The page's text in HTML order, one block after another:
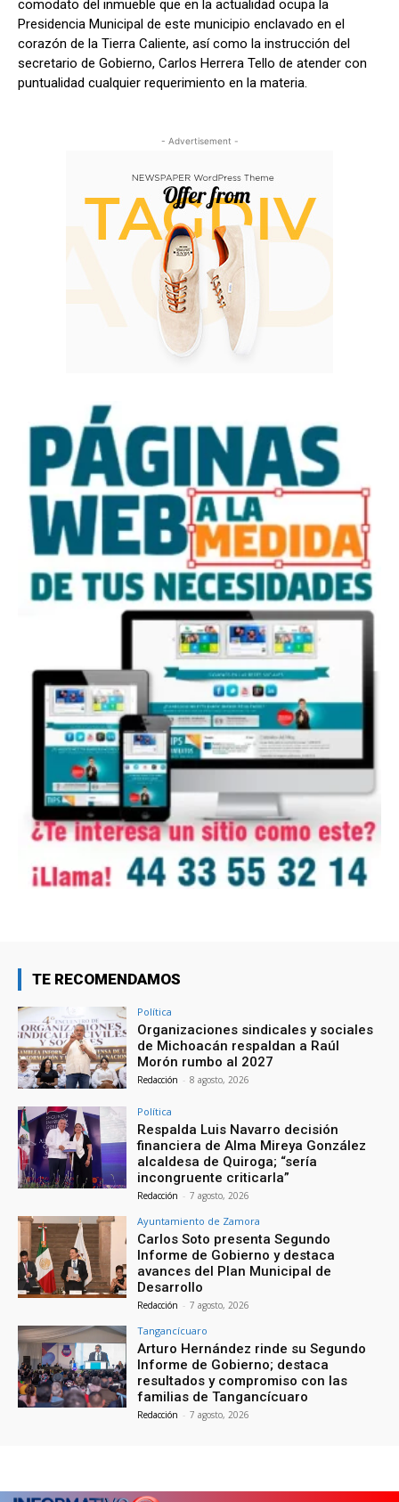
comodato del inmueble que en la actualidad ocupa la
Presidencia Municipal de este municipio enclavado en el
corazón de la Tierra Caliente, así como la instrucción del
secretario de Gobierno, Carlos Herrera Tello de atender con
puntualidad cualquier requerimiento en la materia.
- Advertisement -
TE RECOMENDAMOS
Política
Organizaciones sindicales y sociales
de Michoacán respaldan a Raúl
Morón rumbo al 2027
Redacción - 8 agosto, 2026
Política
Respalda Luis Navarro decisión
financiera de Alma Mireya González
alcaldesa de Quiroga; “sería
incongruente criticarla”
Redacción - 7 agosto, 2026
Ayuntamiento de Zamora
Carlos Soto presenta Segundo
Informe de Gobierno y destaca
avances del Plan Municipal de
Desarrollo
Redacción - 7 agosto, 2026
Tangancícuaro
Arturo Hernández rinde su Segundo
Informe de Gobierno; destaca
resultados y compromiso con las
familias de Tangancícuaro
Redacción - 7 agosto, 2026